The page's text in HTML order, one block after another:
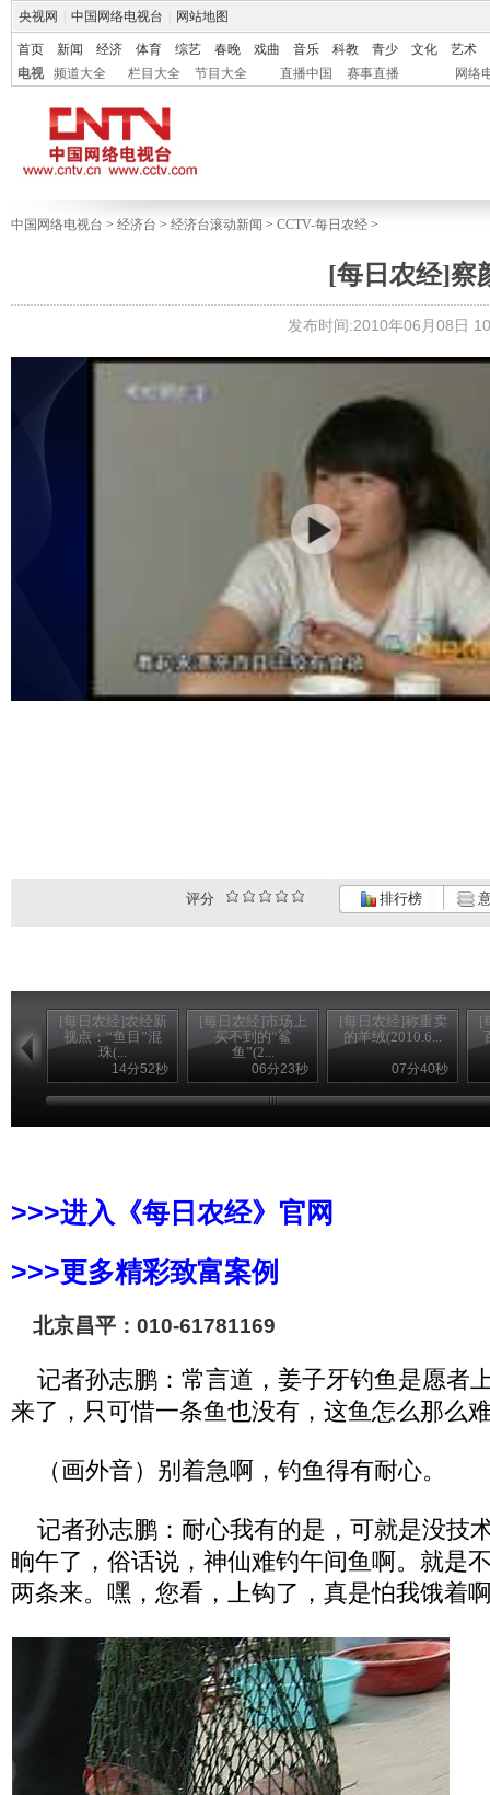
央视网 中国网络电视台 网站地图
首页 新闻 经济 体育 综艺 春晚 戏曲 音乐 科教 青少 文化
艺术
电视
频道大全 栏目大全 节目大全 直播中国 赛事直播 网络
中国网络电视台 > 经济台 > 经济台滚动新闻 > CCTV-每日农经 >
[每日农经]察
发布时间:2010年06月08日
评分 排行榜
[每日农经]农经新
视点：“鱼目”混
珠(...
14分52秒
[每日农经]市场上
买不到的“鲨
鱼”(2...
06分23秒
[每日农经]称重卖
的羊绒(2010.6...
07分40秒
[
>>>进入《每日农经》官网
>>>更多精彩致富案例
北京昌平：010-61781169
记者孙志鹏：常言道，姜子牙钓鱼是愿者
来了，只可惜一条鱼也没有，这鱼怎么那么
（画外音）别着急啊，钓鱼得有耐心。
记者孙志鹏：耐心我有的是，可就是没技
晌午了，俗话说，神仙难钓午间鱼啊。就是
两条来。嘿，您看，上钩了，真是怕我饿着